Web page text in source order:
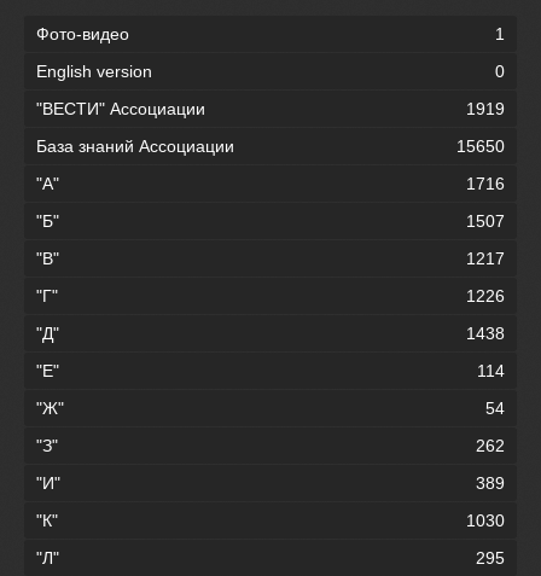
Фото-видео
1
English version
0
"ВЕСТИ" Ассоциации
1919
База знаний Ассоциации
15650
"А"
1716
"Б"
1507
"В"
1217
"Г"
1226
"Д"
1438
"Е"
114
"Ж"
54
"З"
262
"И"
389
"К"
1030
"Л"
295